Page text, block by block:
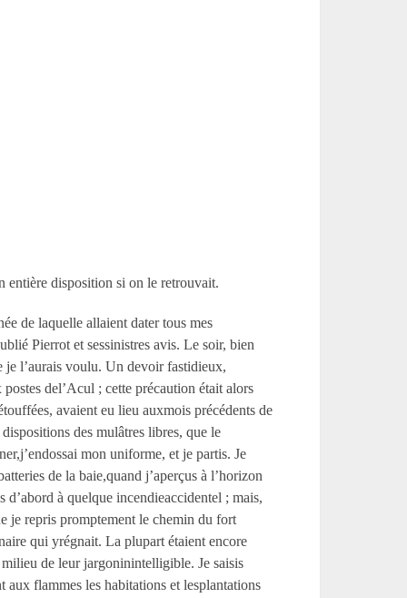
entière disposition si on le retrouvait.
de laquelle allaient dater tous mes
Pierrot et sessinistres avis. Le soir, bien
je l’aurais voulu. Un devoir fastidieux,
del’Acul ; cette précaution était alors
avaient eu lieu auxmois précédents de
des mulâtres libres, que le
mon uniforme, et je partis. Je
de la baie,quand j’aperçus à l’horizon
à quelque incendieaccidentel ; mais,
je repris promptement le chemin du fort
qui yrégnait. La plupart étaient encore
de leur jargoninintelligible. Je saisis
flammes les habitations et lesplantations